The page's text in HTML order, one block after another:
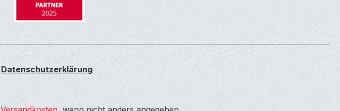
Datenschutzerklärung